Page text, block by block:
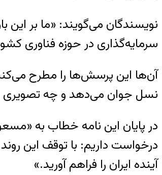
نویسندگان می‌گویند: «ما بر
سرمایه‌گذاری در حوزه فناوری
آن‌ها این پرسش‌ها را مطرح
نسل جوان می‌دهد و چه تصویری از
در پایان این نامه خطاب به
درخواست داریم: با توقف این
آینده ایران را فراهم آورید.»